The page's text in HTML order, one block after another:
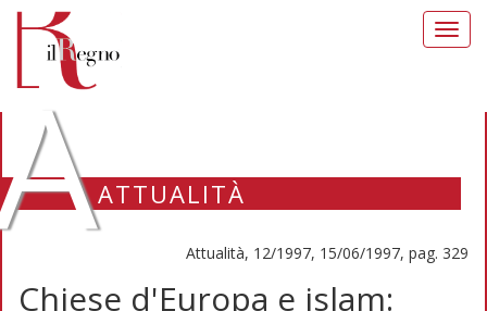
ATTUALITÀ
Attualità, 12/1997, 15/06/1997, pag. 329
Chiese d'Europa e islam: